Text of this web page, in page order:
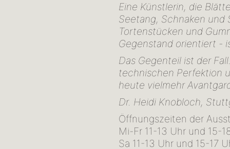
Eine Künstlerin, die
Seetang, Schnaken und
Tortenstücken und
Gegenstand orientiert -
Das Gegenteil ist der
technischen Perfektion
heute vielmehr
Dr. Heidi Knobloch,
Öffnungszeiten der
Mi-Fr 11-13 Uhr und 15-
Sa 11-13 Uhr und 15-17